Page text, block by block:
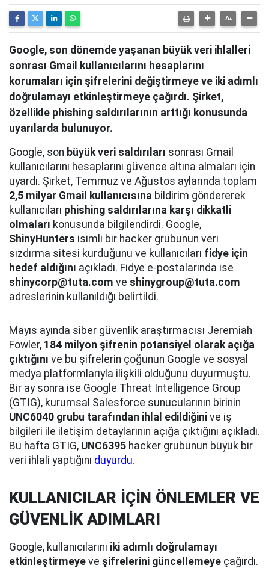
Google, son dönemde yaşanan büyük veri ihlalleri
sonrası Gmail kullanıcılarını hesaplarını
korumaları için şifrelerini değiştirmeye ve iki adımlı
doğrulamayı etkinleştirmeye çağırdı. Şirket,
özellikle phishing saldırılarının arttığı konusunda
uyarılarda bulunuyor.
Google, son büyük veri saldırıları sonrası Gmail
kullanıcılarını hesaplarını güvence altına almaları için
uyardı. Şirket, Temmuz ve Ağustos aylarında toplam
2,5 milyar Gmail kullanıcısına bildirim göndererek
kullanıcıları phishing saldırılarına karşı dikkatli
olmaları konusunda bilgilendirdi. Google,
ShinyHunters isimli bir hacker grubunun veri
sızdırma sitesi kurduğunu ve kullanıcıları fidye için
hedef aldığını açıkladı. Fidye e-postalarında ise
shinycorp@tuta.com ve shinygroup@tuta.com
adreslerinin kullanıldığı belirtildi.
Mayıs ayında siber güvenlik araştırmacısı Jeremiah
Fowler, 184 milyon şifrenin potansiyel olarak açığa
çıktığını ve bu şifrelerin çoğunun Google ve sosyal
medya platformlarıyla ilişkili olduğunu duyurmuştu.
Bir ay sonra ise Google Threat Intelligence Group
(GTIG), kurumsal Salesforce sunucularının birinin
UNC6040 grubu tarafından ihlal edildiğini ve iş
bilgileri ile iletişim detaylarının açığa çıktığını açıkladı.
Bu hafta GTIG, UNC6395 hacker grubunun büyük bir
veri ihlali yaptığını duyurdu.
KULLANICILAR İÇİN ÖNLEMLER VE
GÜVENLİK ADIMLARI
Google, kullanıcılarını iki adımlı doğrulamayı
etkinleştirmeye ve şifrelerini güncellemeye çağırdı.